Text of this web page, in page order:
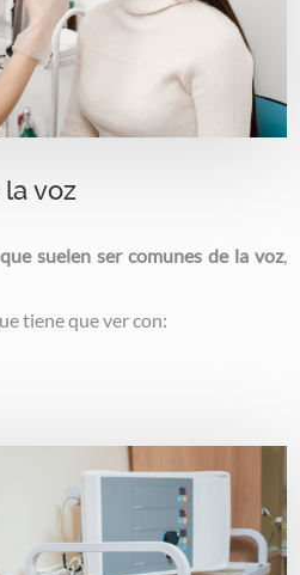
voz
suelen ser comunes de la voz,
tiene que ver con: